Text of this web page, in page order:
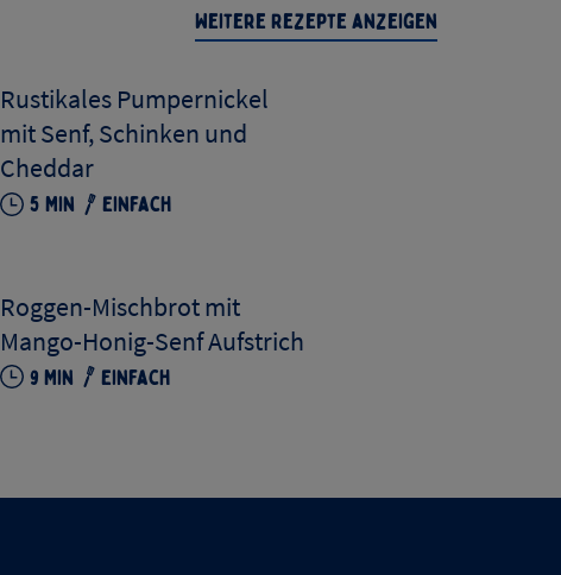
Weitere Rezepte anzeigen
Rustikales Pumpernickel
mit Senf, Schinken und
Cheddar
5 Min Einfach
Roggen-Mischbrot mit
Mango-Honig-Senf Aufstrich
9 Min Einfach